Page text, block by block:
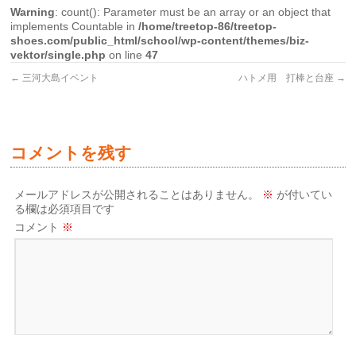
Warning: count(): Parameter must be an array or an object that
implements Countable in/home/treetop-86/treetop-
shoes.com/public_html/school/wp-content/themes/biz-
vektor/single.php on line47
← 三河大島イベント ハトメ用 打棒と台座 →
コメントを残す
メールアドレスが公開されることはありません。 ※ が付いてい
る欄は必須項目です
コメント ※